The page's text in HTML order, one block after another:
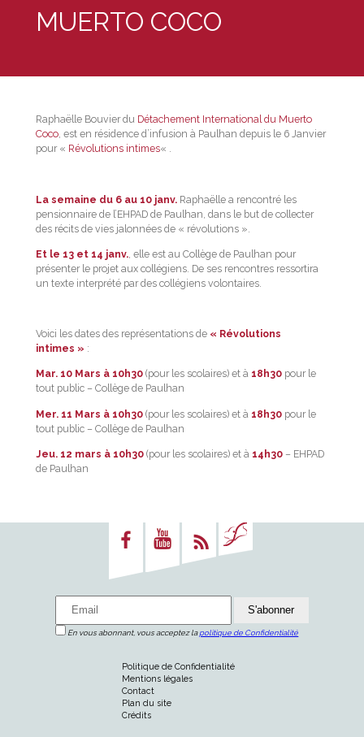
MUERTO COCO
Raphaëlle Bouvier du Détachement International du Muerto
Coco, est en résidence d’infusion à Paulhan depuis le 6 Janvier
pour « Révolutions intimes« .
La semaine du 6 au 10 janv. Raphaëlle a rencontré les
pensionnaire de l’EHPAD de Paulhan, dans le but de collecter
des récits de vies jalonnées de « révolutions ».
Et le 13 et 14 janv. , elle est au Collège de Paulhan pour
présenter le projet aux collégiens. De ses rencontres ressortira
un texte interprété par des collégiens volontaires.
Voici les dates des représentations de « Révolutions
intimes » :
Mar. 10 Mars à 10h30 (pour les scolaires) et à 18h30 pour le
tout public – Collège de Paulhan
Mer. 11 Mars à 10h30 (pour les scolaires) et à 18h30 pour le
tout public – Collège de Paulhan
Jeu. 12 mars à 10h30 (pour les scolaires) et à 14h30 – EHPAD
de Paulhan
En vous abonnant, vous acceptez lapolitique de Confidentialité
Politique de Confidentialité
Mentions légales
Contact
Plan du site
Crédits